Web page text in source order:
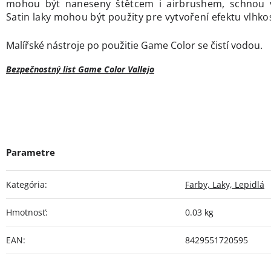
mohou být naneseny štětcem i airbrushem, schnou
Satin laky mohou být použity pre vytvoření efektu
Malířské nástroje po použitie Game Color se čistí vodou.
Bezpečnostný list Game Color Vallejo
Kategória: Farby, Laky, Lepidlá
Hmotnosť: 0.03 kg
EAN: 8429551720595